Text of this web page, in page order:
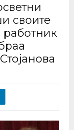
своите
работник